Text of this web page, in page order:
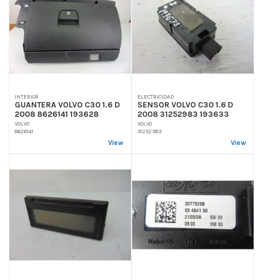
INTERIOR
GUANTERA VOLVO C30 1.6 D
2008 8626141 193628
VOLVO
8626141
View
ELECTRICIDAD
SENSOR VOLVO C30 1.6 D
2008 31252983 193633
VOLVO
31252983
View